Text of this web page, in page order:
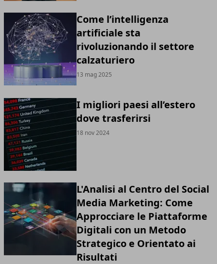
Come l’intelligenza
artificiale sta
rivoluzionando il settore
calzaturiero
13 mag 2025
I migliori paesi all’estero
dove trasferirsi
18 nov 2024
L'Analisi al Centro del Social
Media Marketing: Come
Approcciare le Piattaforme
Digitali con un Metodo
Strategico e Orientato ai
Risultati